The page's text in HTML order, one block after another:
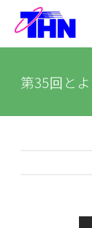
Skip
content
河川カメラ
第35回と